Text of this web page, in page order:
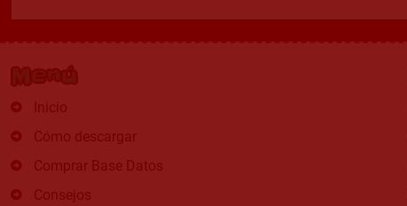
Menú
Inicio
Cómo descargar
Comprar Base Datos
Consejos